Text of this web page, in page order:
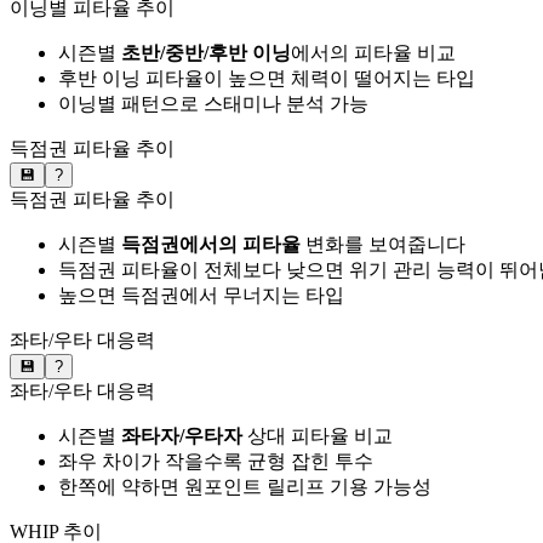
이닝별 피타율 추이
시즌별 초반/중반/후반 이닝에서의 피타율 비교
후반 이닝 피타율이 높으면 체력이 떨어지는 타입
이닝별 패턴으로 스태미나 분석 가능
득점권 피타율 추이
💾 ?
득점권 피타율 추이
시즌별 득점권에서의 피타율 변화를 보여줍니다
득점권 피타율이 전체보다 낮으면 위기 관리 능력이 뛰어
높으면 득점권에서 무너지는 타입
좌타/우타 대응력
💾 ?
좌타/우타 대응력
시즌별 좌타자/우타자상대 피타율 비교
좌우 차이가 작을수록 균형 잡힌 투수
한쪽에 약하면 원포인트 릴리프 기용 가능성
WHIP 추이